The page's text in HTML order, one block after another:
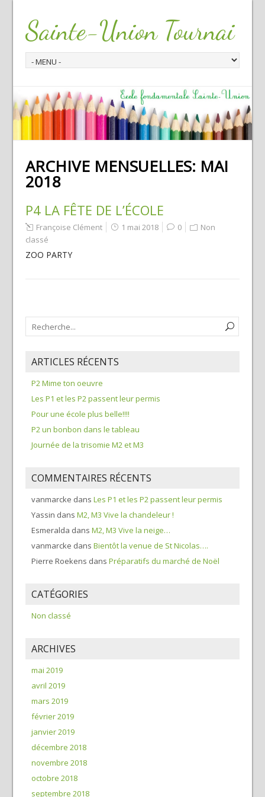
Sainte-Union Tournai
ARCHIVE MENSUELLES: MAI
2018
P4 LA FÊTE DE L’ÉCOLE
Françoise Clément 1 mai 2018 0
Non
classé
ZOO PARTY
ARTICLES RÉCENTS
P2 Mime ton oeuvre
Les P1 et les P2 passent leur permis
Pour une école plus belle!!!!
P2 un bonbon dans le tableau
Journée de la trisomie M2 et M3
COMMENTAIRES RÉCENTS
vanmarcke dans Les P1 et les P2 passent leur permis
Yassin dans M2, M3 Vive la chandeleur !
Esmeralda dans M2, M3 Vive la neige…
vanmarcke dans Bientôt la venue de St Nicolas….
Pierre Roekens dans Préparatifs du marché de Noël
CATÉGORIES
Non classé
ARCHIVES
mai 2019
avril 2019
mars 2019
février 2019
janvier 2019
décembre 2018
novembre 2018
octobre 2018
septembre 2018